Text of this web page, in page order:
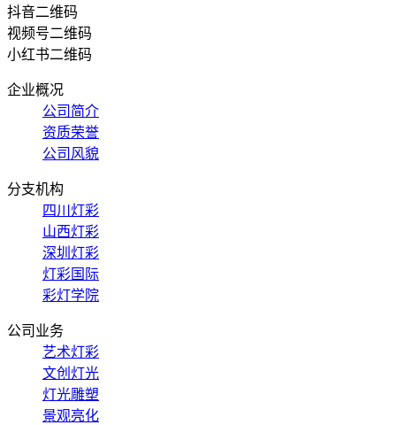
抖音二维码
视频号二维码
小红书二维码
企业概况
公司简介
资质荣誉
公司风貌
分支机构
四川灯彩
山西灯彩
深圳灯彩
灯彩国际
彩灯学院
公司业务
艺术灯彩
文创灯光
灯光雕塑
景观亮化